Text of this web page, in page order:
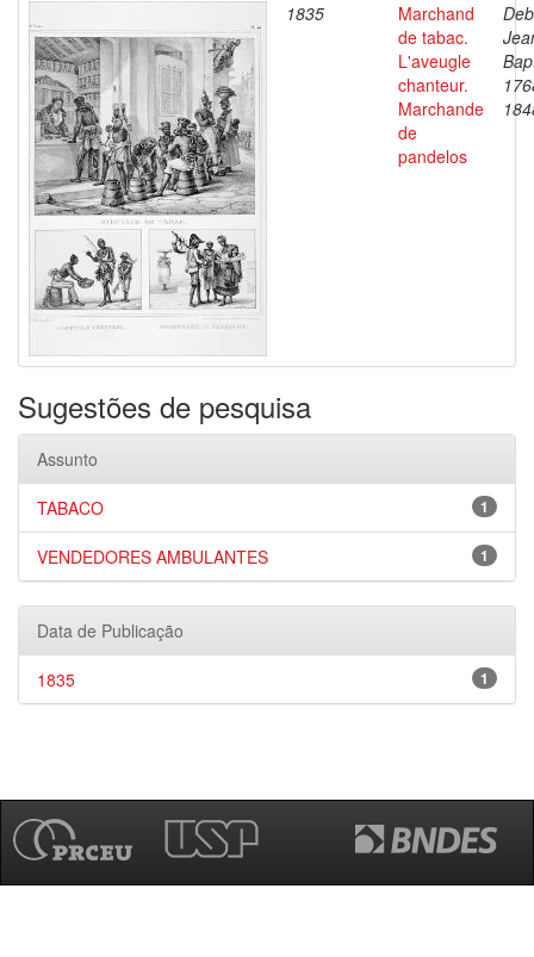
1835
Marchand
de tabac.
L'aveugle
chanteur.
Marchande
de
pandelos
Sugestões de pesquisa
Assunto
1
TABACO
1
VENDEDORES AMBULANTES
Data de Publicação
1
1835